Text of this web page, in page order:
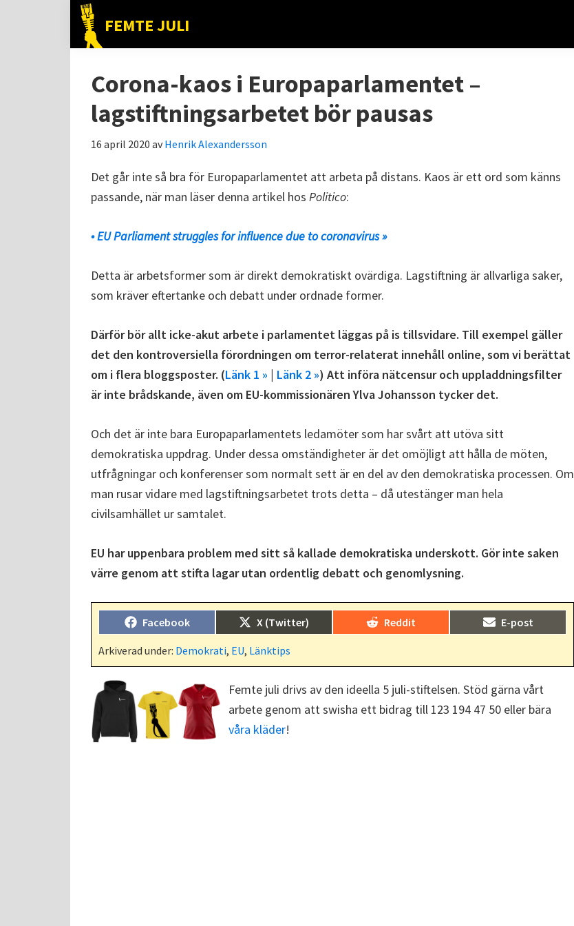
huvudnavigering
FEMTE JULI
Nätet
folket!
Corona-kaos i Europaparlamentet –
lagstiftningsarbetet bör pausas
16 april 2020 avHenrik Alexandersson
Det går inte så bra för Europaparlamentet att arbeta på distans. Kaos är ett ord som känns
passande, när man läser denna artikel hos Politico:
• EU Parliament struggles for influence due to coronavirus »
Detta är arbetsformer som är direkt demokratiskt ovärdiga. Lagstiftning är allvarliga saker,
som kräver eftertanke och debatt under ordnade former.
Därför bör allt icke-akut arbete i parlamentet läggas på is tillsvidare. Till exempel gäller
det den kontroversiella förordningen om terror-relaterat innehåll online, som vi berättat
om i flera bloggsposter. (Länk 1 » | Länk 2 ») Att införa nätcensur och uppladdningsfilter
är inte brådskande, även om EU-kommissionären Ylva Johansson tycker det.
Och det är inte bara Europaparlamentets ledamöter som har svårt att utöva sitt
demokratiska uppdrag. Under dessa omständigheter är det omöjligt att hålla de möten,
utfrågningar och konferenser som normalt sett är en del av den demokratiska processen. Om
man rusar vidare med lagstiftningsarbetet trots detta – då utestänger man hela
civilsamhället ur samtalet.
EU har uppenbara problem med sitt så kallade demokratiska underskott. Gör inte saken
värre genom att stifta lagar utan ordentlig debatt och genomlysning.
Dela
på
Facebook
Dela
på
X (Twitter)
Dela
på
Reddit
Dela
på
E-post
Arkiverad under: Demokrati, EU, Länktips
Femte juli drivs av den ideella 5 juli-stiftelsen. Stöd gärna vårt
arbete genom att swisha ett bidrag till 123 194 47 50 eller bära
våra kläder!